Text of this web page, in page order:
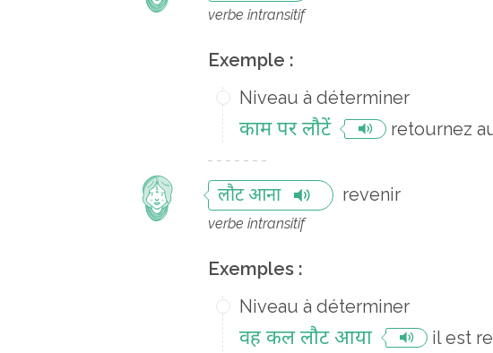
verbe intransitif
Exemple :
Niveau à déterminer
काम पर लौटें retournez
लौट आना revenir
verbe intransitif
Exemples :
Niveau à déterminer
वह कल लौट आया il est